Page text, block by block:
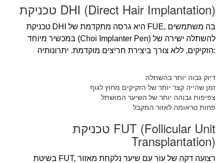
טכניקת DHI (Direct Hair Implantation)
טכניקת DHI היא גרסה מתקדמת של FUE, בה משתמשים
במכשיר מיוחד (Choi Implanter Pen) להשתלה ישירה של
הזקיקים, ללא צורך ביצירת חריצים מוקדמת. יתרונותיה:
דיוק גבוה יותר בהשתלה
זמן שהייה קצר יותר של הזקיקים מחוץ לגוף
צפיפות גבוהה יותר של השיער המושתל
פחות טראומה לאזור המקבל
טכניקת FUT (Follicular Unit
Transplantation)
בשיטת FUT, רצועה דקה של עור עם שיער נלקחת מאזור